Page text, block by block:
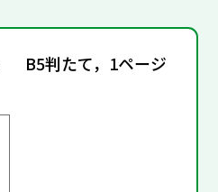
B5判たて，1ページ